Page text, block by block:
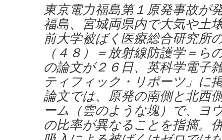
東京電力福島第１原発事故が
福島、宮城両県内で大気や土
前大学被ばく医療総合研究所
（４８）＝放射線防護学＝ら
の論文が２６日、英科学電子
ティフィック・リポーツ」に
論文では、原発の南側と北西
ーム（雲のような塊）で、ヨ
の比率が異なることを指摘。